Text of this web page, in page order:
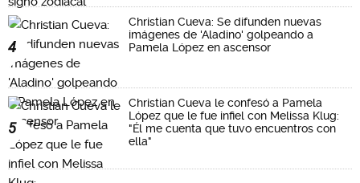
4
Christian Cueva: Se difunden nuevas
imágenes de 'Aladino' golpeando a
Pamela López en ascensor
5
Christian Cueva le confesó a Pamela
López que le fue infiel con Melissa Klug:
"Él me cuenta que tuvo encuentros con
ella"